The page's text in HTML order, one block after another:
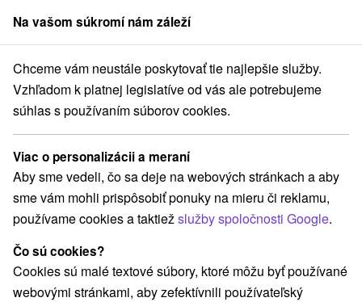
člen skupinySorger
Pobyty na Slovensku Rodinné pobyty Stredné Slovensko
Rodinné pobyty na Strednom
Slovensku
Kategórie
Všetky kategórie
Pobyty so zľavou(65)
Wellness pobyty
Romantické pobyty(26) Seniorské pobyty(33)
Rodinné pobyty(67)
Na vašom súkromí nám záleží
Chceme vám neustále poskytovať tie najlepšie služby.
Vzhľadom k platnej legislatíve od vás ale potrebujeme
súhlas s používaním súborov cookies.
Viac o personalizácii a meraní
Aby sme vedeli, čo sa deje na webových stránkach a aby
sme vám mohli prispôsobiť ponuky na mieru či reklamu,
používame cookies a taktiežslužby spoločnosti Google.
Čo sú cookies?
Cookies sú malé textové súbory, ktoré môžu byť používané
webovými stránkami, aby zefektívnili používateľský